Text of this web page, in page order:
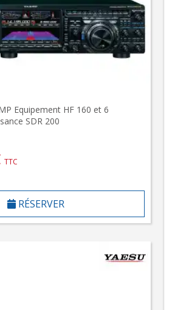
Equipement HF 160 et 6
SDR 200
TTC
RÉSERVER